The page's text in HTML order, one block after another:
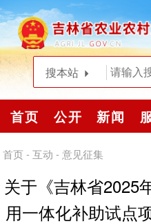
搜本站
首页 公开 新闻
首页 -互动 -意见征集
关于《吉林省2025
用一体化补助试点